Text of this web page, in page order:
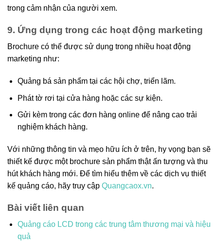
trong cảm nhận của người xem.
9. Ứng dụng trong các hoạt động marketing
Brochure có thể được sử dụng trong nhiều hoạt động
marketing như:
Quảng bá sản phẩm tại các hội chợ, triển lãm.
Phát tờ rơi tại cửa hàng hoặc các sự kiện.
Gửi kèm trong các đơn hàng online để nâng cao trải
nghiệm khách hàng.
Với những thông tin và mẹo hữu ích ở trên, hy vọng bạn sẽ
thiết kế được một brochure sản phẩm thật ấn tượng và thu
hút khách hàng mới. Để tìm hiểu thêm về các dịch vụ thiết
kế quảng cáo, hãy truy cập Quangcaox.vn.
Bài viết liên quan
Quảng cáo LCD trong các trung tâm thương mại và hiệu
quả